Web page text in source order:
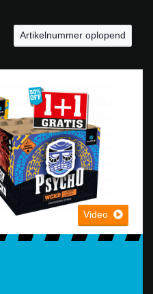
Artikelnummer oplopend
Video